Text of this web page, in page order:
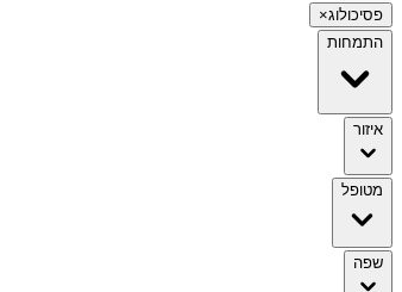
פסיכולוג×
התמחות
איזור
מטופל
שפה